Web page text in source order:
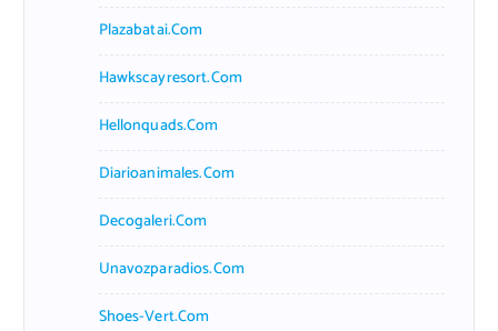
Plazabatai.com
Hawkscayresort.com
Hellonquads.com
Diarioanimales.com
Decogaleri.com
Unavozparadios.com
Shoes-Vert.com